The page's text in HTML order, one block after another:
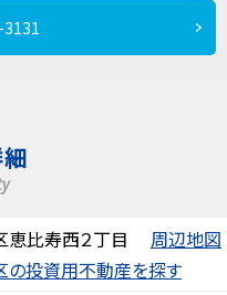
比寿西２丁目
周辺地図
の投資用不動産を探す